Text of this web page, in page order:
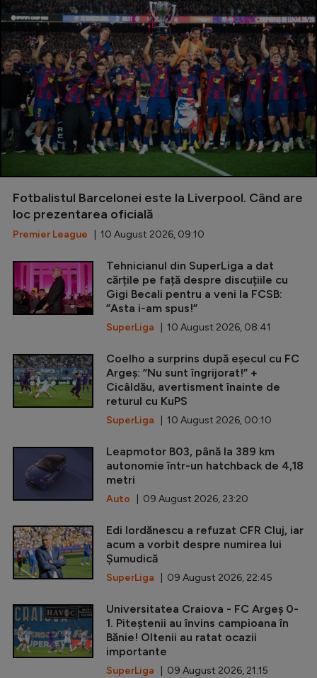
Fotbalistul Barcelonei este la Liverpool. Când are
loc prezentarea oficială
Premier League | 10 August 2026, 09:10
Tehnicianul din SuperLiga a dat
cărțile pe față despre discuțiile cu
Gigi Becali pentru a veni la FCSB:
”Asta i-am spus!”
SuperLiga | 10 August 2026, 08:41
Coelho a surprins după eșecul cu FC
Argeș: ”Nu sunt îngrijorat!” +
Cicâldău, avertisment înainte de
returul cu KuPS
SuperLiga | 10 August 2026, 00:10
Leapmotor B03, până la 389 km
autonomie într-un hatchback de 4,18
metri
Auto | 09 August 2026, 23:20
Edi Iordănescu a refuzat CFR Cluj, iar
acum a vorbit despre numirea lui
Șumudică
SuperLiga | 09 August 2026, 22:45
Universitatea Craiova - FC Argeș 0-
1. Piteștenii au învins campioana în
Bănie! Oltenii au ratat ocazii
importante
SuperLiga | 09 August 2026, 21:15